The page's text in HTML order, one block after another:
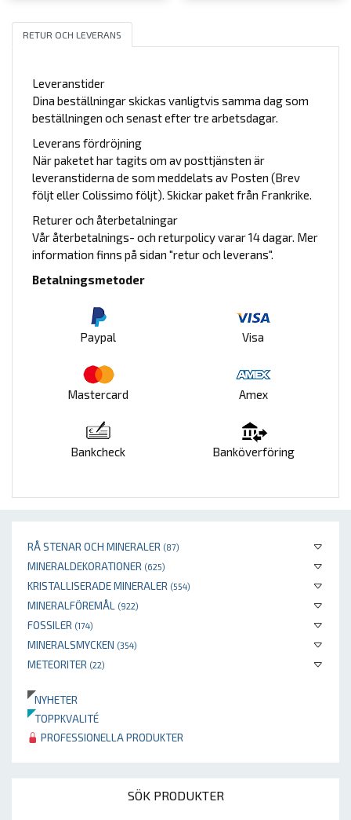
RÅ STENAR OCH MINERALER (87)
MINERALDEKORATIONER (625)
KRISTALLISERADE MINERALER (554)
MINERALFÖREMÅL (922)
FOSSILER (174)
MINERALSMYCKEN (354)
METEORITER (22)
NYHETER
TOPPKVALITÉ
PROFESSIONELLA PRODUKTER
SÖK PRODUKTER
RETUR OCH LEVERANS
Leveranstider
Dina beställningar skickas vanligtvis samma dag som
beställningen och senast efter tre arbetsdagar.
Leverans fördröjning
När paketet har tagits om av posttjänsten är
leveranstiderna de som meddelats av Posten (Brev
följt eller Colissimo följt). Skickar paket från Frankrike.
Returer och återbetalningar
Vår återbetalnings- och returpolicy varar 14 dagar. Mer
information finns på sidan "retur och leverans".
Betalningsmetoder
Paypal Visa
Mastercard Amex
Bankcheck Banköverföring